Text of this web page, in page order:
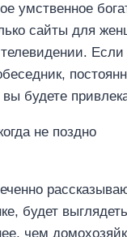
умственное
сайты для
будете
не поздно
будет
чем